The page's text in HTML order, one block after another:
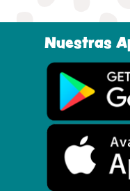
Nuestras